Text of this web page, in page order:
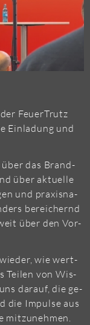
Feu­erT­rutz
Ein­la­dung und
über das Brand­
über ak­tu­el­le
und pra­xis­na­
be­rei­chernd
über den Vor­
wie wert­
Tei­len von Wis­
dar­auf, die ge­
die Im­pul­se aus
mit­zu­neh­men.